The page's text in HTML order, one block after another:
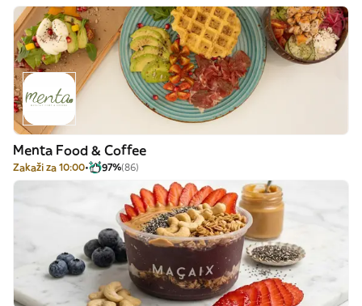
Menta Food & Coffee
Zakaži za 10:00 97%(86)